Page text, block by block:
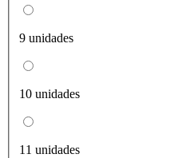
9 unidades
10 unidades
11 unidades